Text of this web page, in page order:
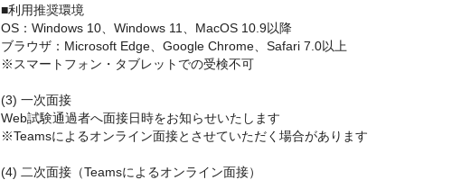
■利用推奨環境
OS：Windows 10、Windows 11、MacOS 10.9以降
ブラウザ：Microsoft Edge、Google Chrome、Safari 7.0以上
※スマートフォン・タブレットでの受検不可
(3) 一次面接
Web試験通過者へ面接日時をお知らせいたします
※Teamsによるオンライン面接とさせていただく場合があります
(4) 二次面接（Teamsによるオンライン面接）